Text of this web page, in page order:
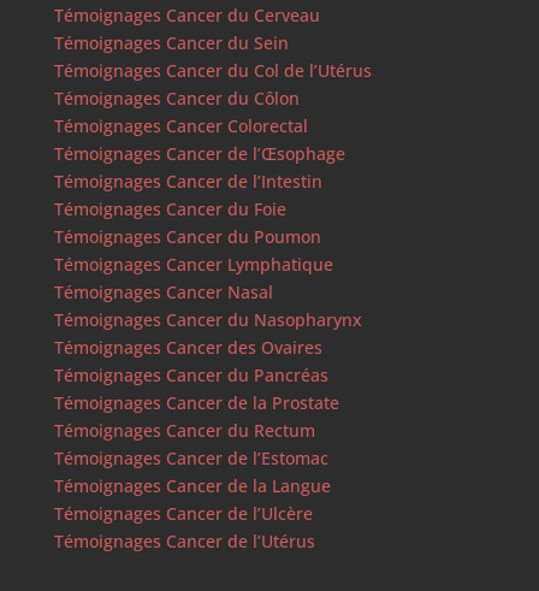
Témoignages Cancer du Cerveau
Témoignages Cancer du Sein
Témoignages Cancer du Col de l’Utérus
Témoignages Cancer du Côlon
Témoignages Cancer Colorectal
Témoignages Cancer de l’Œsophage
Témoignages Cancer de l’Intestin
Témoignages Cancer du Foie
Témoignages Cancer du Poumon
Témoignages Cancer Lymphatique
Témoignages Cancer Nasal
Témoignages Cancer du Nasopharynx
Témoignages Cancer des Ovaires
Témoignages Cancer du Pancréas
Témoignages Cancer de la Prostate
Témoignages Cancer du Rectum
Témoignages Cancer de l’Estomac
Témoignages Cancer de la Langue
Témoignages Cancer de l’Ulcère
Témoignages Cancer de l’Utérus